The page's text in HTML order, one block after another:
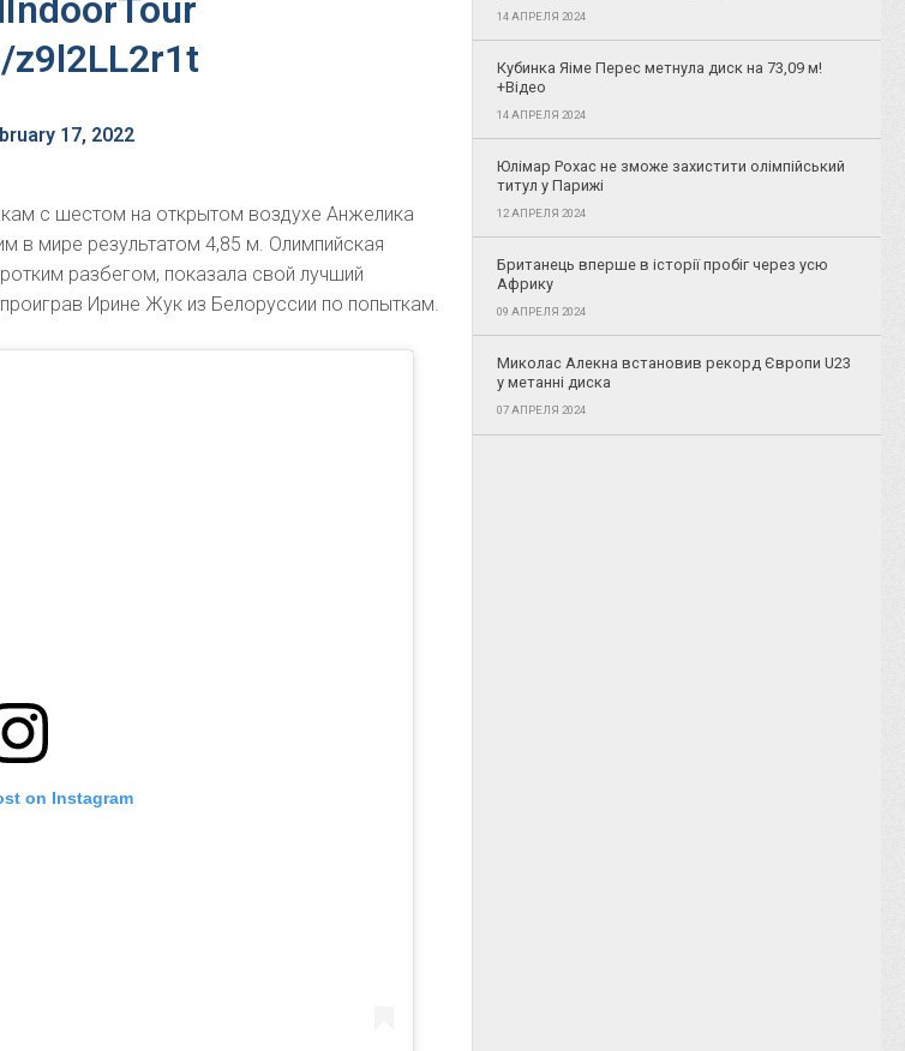
17, 2022
с шестом на открытом воздухе Анжелика
в мире результатом 4,85 м. Олимпийская
разбегом, показала свой лучший
Ирине Жук из Белоруссии по попыткам.
on Instagram
14 АПРЕЛЯ 2024
Кубинка Яіме Перес метнула диск на 73,09 м!
+Відео
14 АПРЕЛЯ 2024
Юлімар Рохас не зможе захистити олімпійський
титул у Парижі
12 АПРЕЛЯ 2024
Британець вперше в історії пробіг через усю
Африку
09 АПРЕЛЯ 2024
Миколас Алекна встановив рекорд Європи U23
у метанні диска
07 АПРЕЛЯ 2024